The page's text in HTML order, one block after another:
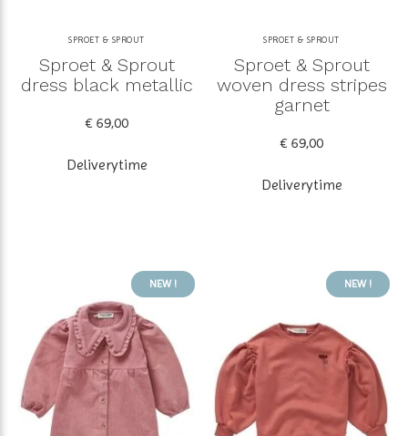
SPROET & SPROUT
Sproet & Sprout
dress black metallic
€ 69,00
Deliverytime
SPROET & SPROUT
Sproet & Sprout
woven dress stripes
garnet
€ 69,00
Deliverytime
NEW ! NEW !